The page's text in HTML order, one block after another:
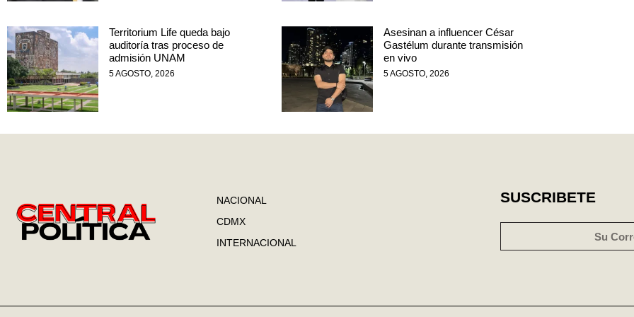
Territorium Life queda bajo
auditoría tras proceso de
admisión UNAM
5 AGOSTO, 2026
Asesinan a influencer César
Gastélum durante transmisión
en vivo
5 AGOSTO, 2026
NACIONAL
CDMX
INTERNACIONAL
SUSCRIBETE